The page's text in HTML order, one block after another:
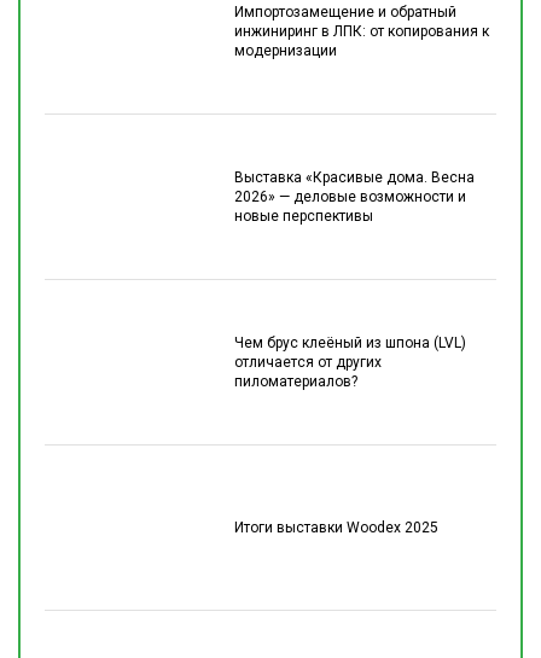
Импортозамещение и обратный
инжиниринг в ЛПК: от копирования к
модернизации
Выставка «Красивые дома. Весна
2026» — деловые возможности и
новые перспективы
Чем брус клеёный из шпона (LVL)
отличается от других
пиломатериалов?
Итоги выставки Woodex 2025